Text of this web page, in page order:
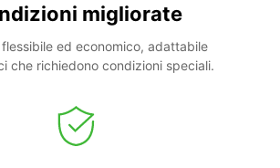
migliorate
ed economico, adattabile
che richiedono condizioni speciali.